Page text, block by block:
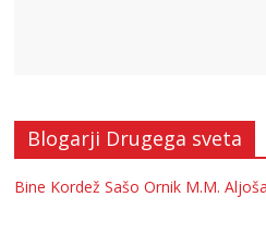
Blogarji Drugega sveta
Bine Kordež Sašo Ornik M.M.